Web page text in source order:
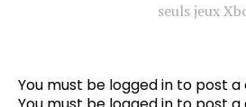
seuls jeux
You must be logged in to post